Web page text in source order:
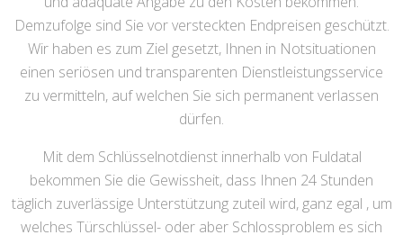
Demzufolge sind Sie vor versteckten Endpreisen geschützt.
Wir haben es zum Ziel gesetzt, Ihnen in Notsituationen
einen seriösen und transparenten Dienstleistungsservice
zu vermitteln, auf welchen Sie sich permanent verlassen
dürfen.
Mit dem Schlüsselnotdienst innerhalb von Fuldatal
bekommen Sie die Gewissheit, dass Ihnen 24 Stunden
täglich zuverlässige Unterstützung zuteil wird, ganz egal , um
welches Türschlüssel- oder aber Schlossproblem es sich